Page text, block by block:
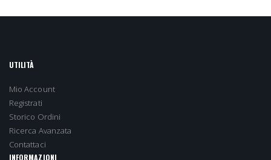
UTILITÀ
Mio Account
Registrati
Storico Ordini
Ricerca Avanzata
Contattaci
INFORMAZIONI